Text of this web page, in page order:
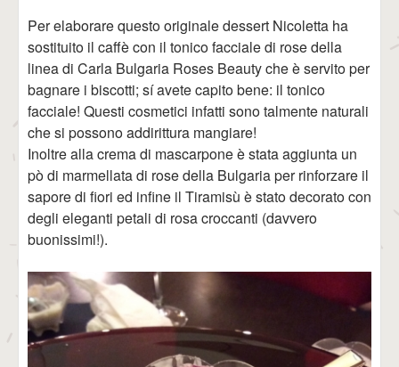
Per elaborare questo originale dessert Nicoletta ha
sostituito il caffè con il tonico facciale di rose della
linea di Carla Bulgaria Roses Beauty che è servito per
bagnare i biscotti; sí avete capito bene: il tonico
facciale! Questi cosmetici infatti sono talmente naturali
che si possono addirittura mangiare!
Inoltre alla crema di mascarpone è stata aggiunta un
pò di marmellata di rose della Bulgaria per rinforzare il
sapore di fiori ed infine il Tiramisù è stato decorato con
degli eleganti petali di rosa croccanti (davvero
buonissimi!).